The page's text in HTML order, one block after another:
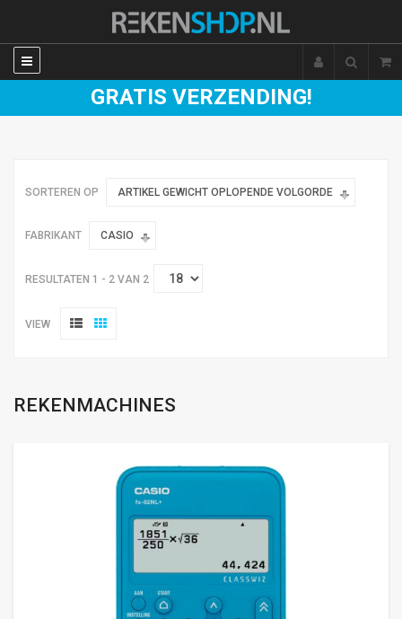
GRATIS VERZENDING!
SORTEREN OP ARTIKEL GEWICHT OPLOPENDE VOLGORDE
FABRIKANT CASIO
RESULTATEN 1 - 2 VAN 2
VIEW
REKENMACHINES